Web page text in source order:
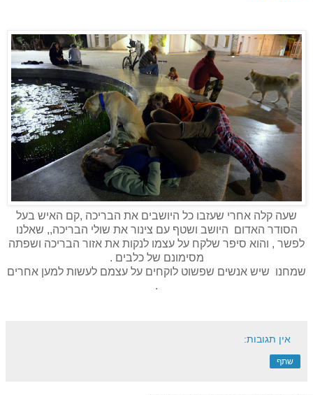
שעה קלה אחרי שעזבו כל היושבים את הבריכה ,קם האיש בעל
הסודר האדום היושב ושטף עם צינור את שולי הבריכה,, שאלנו
לפשר , והוא סיפר שלקח על עצמו לנקות את אזור הבריכה ושפתה
מסימונם של כלבים .
שמחנו שיש אנשים שפשוט לוקחים על עצמם לעשות למען אחרים
.
אין תגובות:
שתף